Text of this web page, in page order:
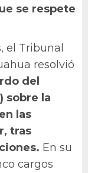
se respete
el Tribunal
resolvió
del
sobre la
las
tras
En su
cargos